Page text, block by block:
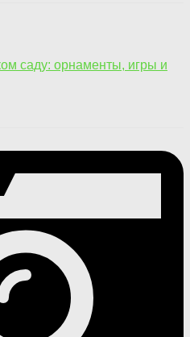
саду: орнаменты, игры и